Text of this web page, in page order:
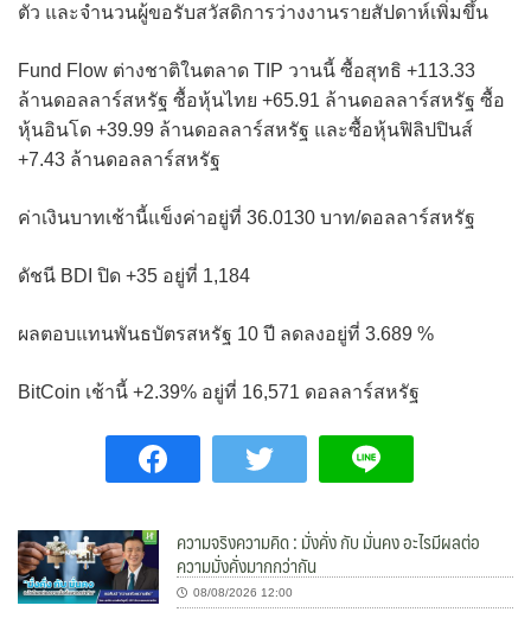
ตัว และจำนวนผู้ขอรับสวัสดิการว่างงานรายสัปดาห์เพิ่มขึ้น
Fund Flow ต่างชาติในตลาด TIP วานนี้ ซื้อสุทธิ +113.33
ล้านดอลลาร์สหรัฐ ซื้อหุ้นไทย +65.91 ล้านดอลลาร์สหรัฐ ซื้อ
หุ้นอินโด +39.99 ล้านดอลลาร์สหรัฐ และซื้อหุ้นฟิลิปปินส์
+7.43 ล้านดอลลาร์สหรัฐ
ค่าเงินบาทเช้านี้แข็งค่าอยู่ที่ 36.0130 บาท/ดอลลาร์สหรัฐ
ดัชนี BDI ปิด +35 อยู่ที่ 1,184
ผลตอบแทนพันธบัตรสหรัฐ 10 ปี ลดลงอยู่ที่ 3.689 %
BitCoin เช้านี้ +2.39% อยู่ที่ 16,571 ดอลลาร์สหรัฐ
ความจริงความคิด : มั่งคั่ง กับ มั่นคง อะไรมีผลต่อ
ความมั่งคั่งมากกว่ากัน
08/08/2026 12:00